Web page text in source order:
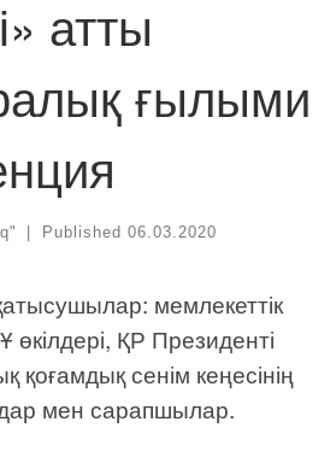
атты
ғылыми
| Published 06.03.2020
мемлекеттік
ҚР Президенті
қоғамдық сенім кеңесінің
мен сарапшылар.